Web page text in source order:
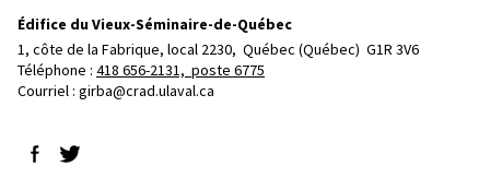
Édifice du Vieux-Séminaire-de-Québec
1, côte de la Fabrique, local 2230, Québec (Québec)  G1R 3V6
Téléphone : 418 656-2131, poste 6775
Courriel : girba@crad.ulaval.ca
Suivez-nous sur Facebook
Suivez-nous sur Twitter